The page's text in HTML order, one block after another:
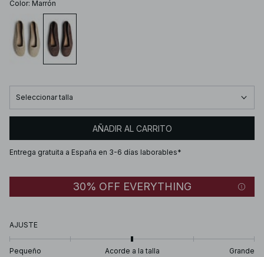
Color: Marrón
Seleccionar talla
AÑADIR AL CARRITO
Entrega gratuita a España en 3-6 días laborables*
30% OFF EVERYTHING
AJUSTE
Pequeño Acorde a la talla Grande